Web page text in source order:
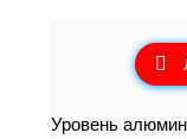
Уровень